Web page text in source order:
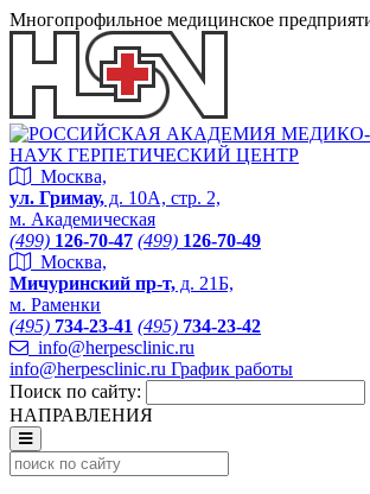
Многопрофильное медицинское
Москва,
ул. Гримау, д. 10А, стр. 2,
м. Академическая
(499) 126-70-47 (499) 126-70-49
Москва,
Мичуринский пр-т, д. 21Б,
м. Раменки
(495) 734-23-41 (495) 734-23-42
info@herpesclinic.ru
info@herpesclinic.ru График работы
Поиск по сайту:
НАПРАВЛЕНИЯ